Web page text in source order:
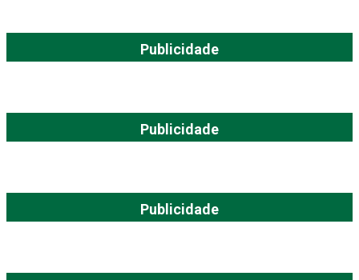
Publicidade
Publicidade
Publicidade